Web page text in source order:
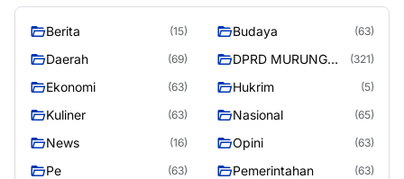
Berita (15) Budaya (63)
Daerah (69)
DPRD MURUNG
(321)
Ekonomi (63) Hukrim (5)
Kuliner (63) Nasional (65)
News (16) Opini (63)
Pe (63) Pemerintahan (63)